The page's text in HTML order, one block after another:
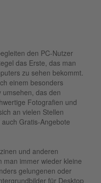
den PC-Nutzer
das Erste, das man
zu sehen bekommt.
einem besonders
das den
Fotografien und
an vielen Stellen
Gratis-Angebote
und anderen
man immer wieder kleine
gelungenen oder
für Desktop